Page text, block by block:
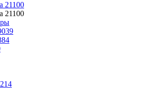
21100
21100
214